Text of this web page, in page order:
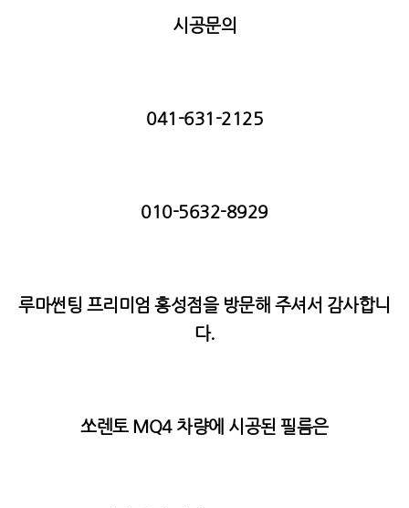
시공문의
041-631-2125
010-5632-8929
루마썬팅 프리미엄 홍성점을 방문해 주셔서 감사합니
다.
쏘렌토 MQ4 차량에 시공된 필름은